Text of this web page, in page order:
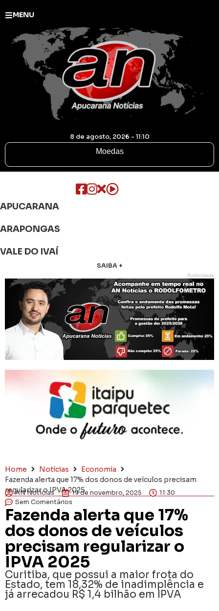
MENU
8 de agosto, 2026 - 11:10
Moedas
APUCARANA
ARAPONGAS
VALE DO IVAÍ
SAIBA +
Publicidade
Home Notícias
Economia
Fazenda alerta que 17% dos donos de veículos precisam
regularizar o IPVA 2025
AN Notícias 19 de novembro, 2025
11:30
Sem Comentários
Fazenda alerta que 17%
dos donos de veículos
precisam regularizar o
IPVA 2025
Curitiba, que possui a maior frota do
Estado, tem 18,32% de inadimplência e
já arrecadou R$ 1,4 bilhão em IPVA